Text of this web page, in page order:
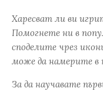
Харесват ли ви
Помогнете ни в
споделите чрез
може да намерите в
За да научавате